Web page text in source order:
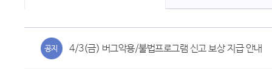
4/3(금) 버그악용/불법프로그램 신고 보상 지급 안내